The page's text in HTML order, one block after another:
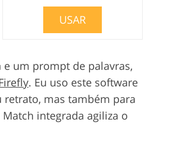
USAR
um prompt de palavras,
. Eu uso este software
mas também para
integrada agiliza o